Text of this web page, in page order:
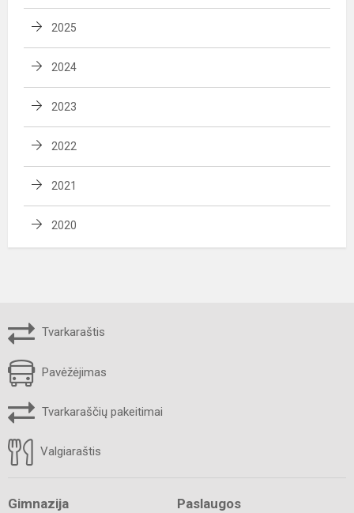
2025
2024
2023
2022
2021
2020
Tvarkaraštis
Pavėžėjimas
Tvarkaraščių pakeitimai
Valgiaraštis
Gimnazija Paslaugos